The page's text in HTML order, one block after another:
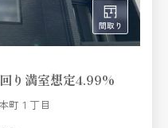
り 満室想定4.99%
町１丁目